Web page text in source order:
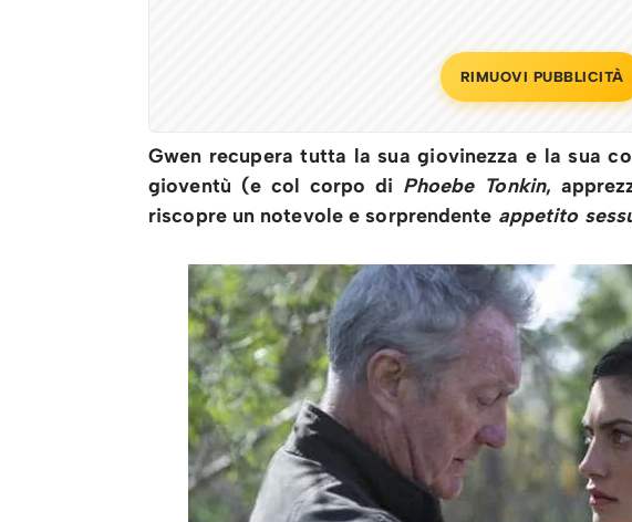
RIMUOVI PUBBLICITÀ
Gwen recupera tutta la sua giovinezza e la sua
gioventù (e col corpo di Phoebe Tonkin,
riscopre un notevole e sorprendente appetito